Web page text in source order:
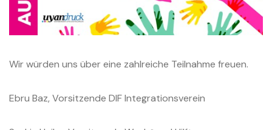
Wir würden uns über eine zahlreiche Teilnahme freuen.
Ebru Baz, Vorsitzende DIF Integrationsverein